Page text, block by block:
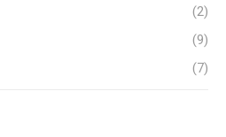
(2)
(9)
(7)